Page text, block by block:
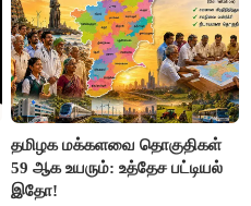
தமிழக மக்களவை தொகுதிகள்
59 ஆக உயரும்: உத்தேச பட்டியல்
இதோ!